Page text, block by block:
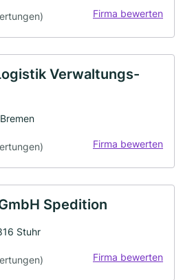
Firma bewerten
Verwaltungs-
Firma bewerten
Spedition
Stuhr
Firma bewerten